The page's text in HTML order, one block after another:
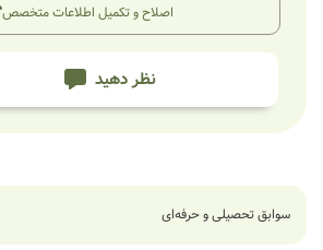
اصلاح و تکمیل اطلاعات متخصص
نظر دهید
سوابق تحصیلی و حرفه‌ای